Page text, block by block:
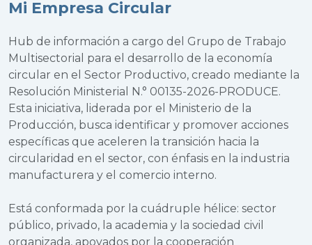
Mi Empresa Circular
Hub de información a cargo del Grupo de Trabajo
Multisectorial para el desarrollo de la economía
circular en el Sector Productivo, creado mediante la
Resolución Ministerial N.° 00135-2026-PRODUCE.
Esta iniciativa, liderada por el Ministerio de la
Producción, busca identificar y promover acciones
específicas que aceleren la transición hacia la
circularidad en el sector, con énfasis en la industria
manufacturera y el comercio interno.
Está conformada por la cuádruple hélice: sector
público, privado, la academia y la sociedad civil
organizada, apoyados por la cooperación